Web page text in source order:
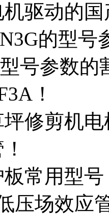
驱动的
的型号
号参数
！
修剪机电
常用型号
压场效应